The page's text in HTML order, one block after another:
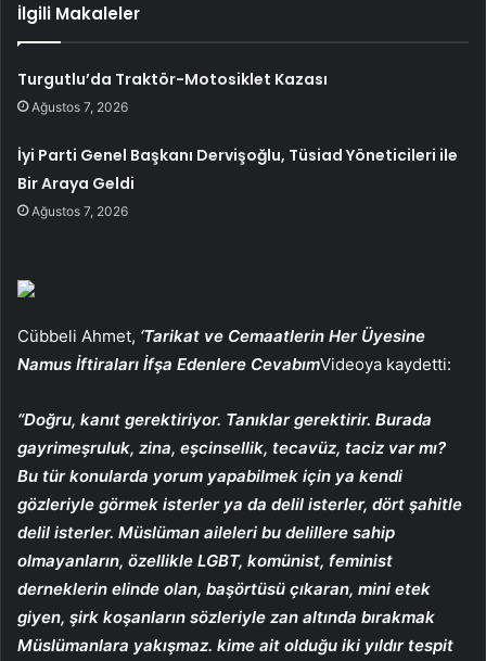
İlgili Makaleler
Turgutlu’da Traktör-Motosiklet Kazası
Ağustos 7, 2026
İyi Parti Genel Başkanı Dervişoğlu, Tüsiad Yöneticileri ile
Bir Araya Geldi
Ağustos 7, 2026
Cübbeli Ahmet, ‘Tarikat ve Cemaatlerin Her Üyesine
Namus İftiraları İfşa Edenlere CevabımVideoya kaydetti:
“Doğru, kanıt gerektiriyor. Tanıklar gerektirir. Burada
gayrimeşruluk, zina, eşcinsellik, tecavüz, taciz var mı?
Bu tür konularda yorum yapabilmek için ya kendi
gözleriyle görmek isterler ya da delil isterler, dört şahitle
delil isterler. Müslüman aileleri bu delillere sahip
olmayanların, özellikle LGBT, komünist, feminist
derneklerin elinde olan, başörtüsü çıkaran, mini etek
giyen, şirk koşanların sözleriyle zan altında bırakmak
Müslümanlara yakışmaz. kime ait olduğu iki yıldır tespit